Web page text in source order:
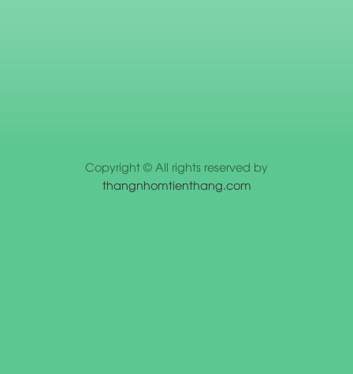
Copyright © All rights reserved by
thangnhomtienthang.com